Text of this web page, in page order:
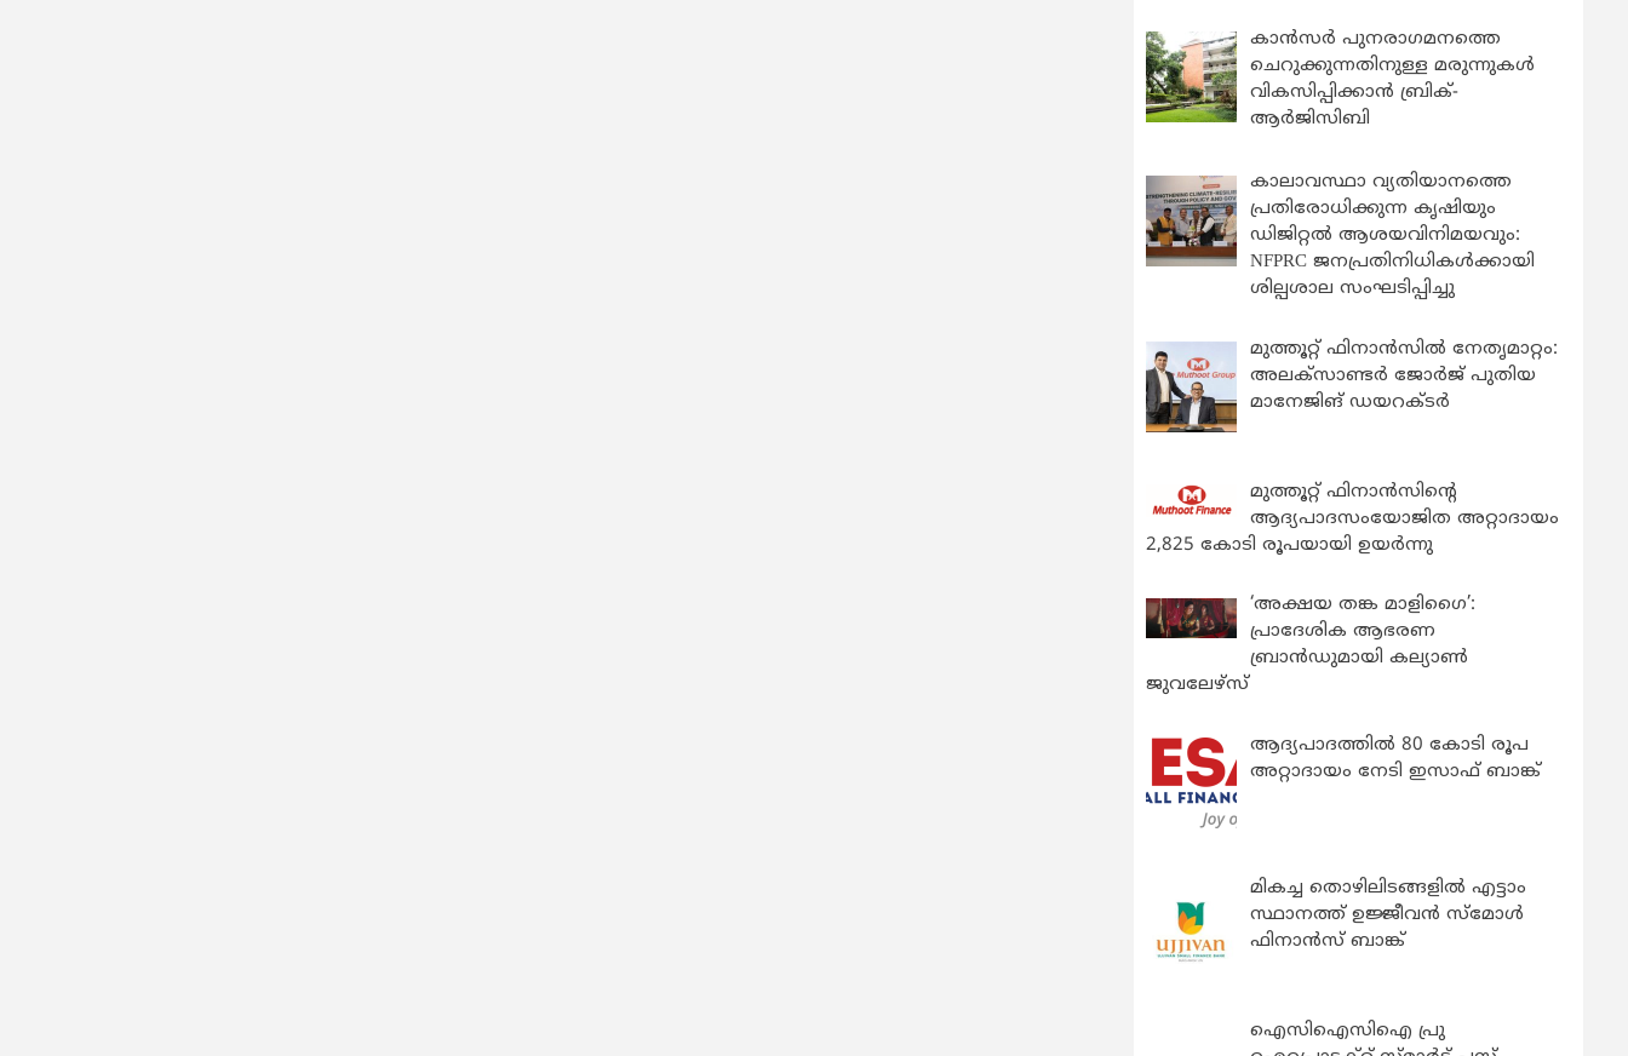
കാന്‍സര്‍ പുനരാഗമനത്തെ
ചെറുക്കുന്നതിനുള്ള മരുന്നുകള്‍
വികസിപ്പിക്കാന്‍ ബ്രിക്-
ആര്‍ജിസിബി
കാലാവസ്ഥാ വ്യതിയാനത്തെ
പ്രതിരോധിക്കുന്ന കൃഷിയും
ഡിജിറ്റൽ ആശയവിനിമയവും:
NFPRC ജനപ്രതിനിധികൾക്കായി
ശില്പശാല സംഘടിപ്പിച്ചു
മുത്തൂറ്റ് ഫിനാൻസിൽ നേതൃമാറ്റം:
അലക്സാണ്ടർ ജോർജ് പുതിയ
മാനേജിങ് ഡയറക്ടർ
മുത്തൂറ്റ് ഫിനാൻസിന്റെ
ആദ്യപാദസംയോജിത അറ്റാദായം
2,825 കോടി രൂപയായി ഉയർന്നു
‘അക്ഷയ തങ്ക മാളിഗൈ’:
പ്രാദേശിക ആഭരണ
ബ്രാന്‍ഡുമായി കല്യാണ്‍
ജുവലേഴ്‌സ്
ആദ്യപാദത്തിൽ 80 കോടി രൂപ
അറ്റാദായം നേടി ഇസാഫ് ബാങ്ക്
മികച്ച തൊഴിലിടങ്ങളിൽ എട്ടാം
സ്ഥാനത്ത് ഉജ്ജീവൻ സ്മോൾ
ഫിനാൻസ് ബാങ്ക്
ഐസിഐസിഐ പ്രു